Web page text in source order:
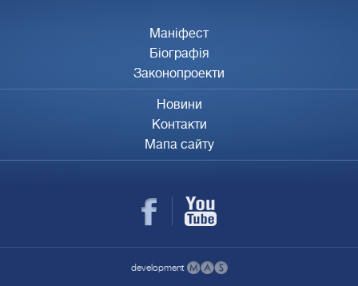
Маніфест
Біографія
Законопроекти
Новини
Контакти
Мапа сайту
development